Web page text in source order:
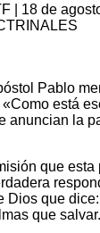
18 de
Pablo
está
anuncian la
que
Dios que
que salvar.